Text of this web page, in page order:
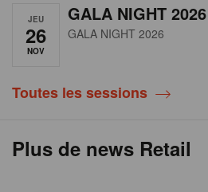
JEU
26
NOV
GALA NIGHT 2026
GALA NIGHT 2026
Toutes les sessions
Plus de news Retail